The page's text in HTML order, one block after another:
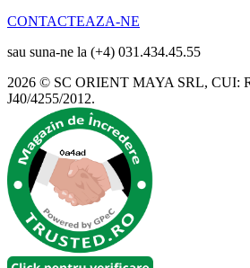
CONTACTEAZA-NE
sau suna-ne la (+4) 031.434.45.55
2026 © SC ORIENT MAYA SRL, CUI:
J40/4255/2012.